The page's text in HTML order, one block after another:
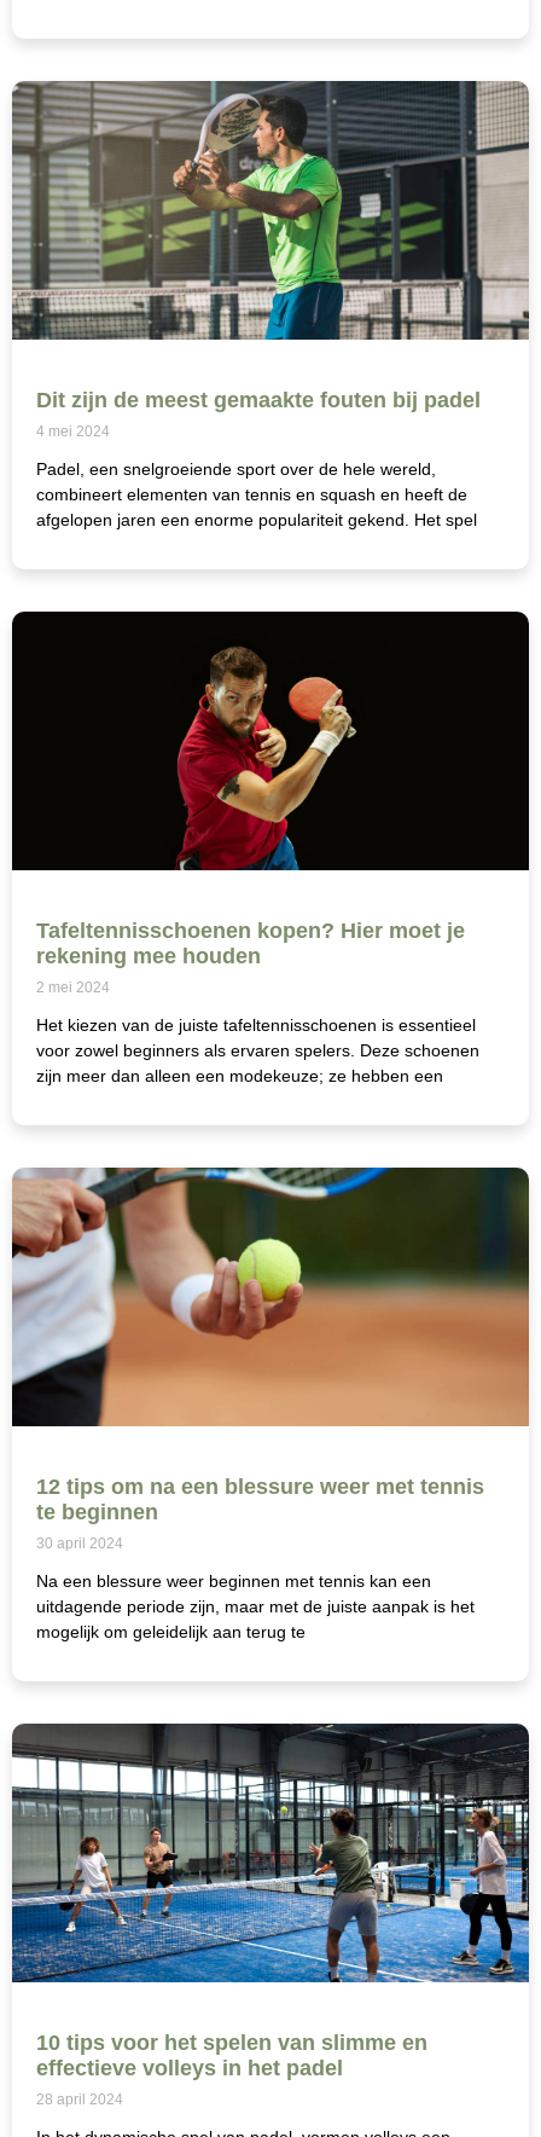
Dit zijn de meest gemaakte fouten bij padel
4 mei 2024
Padel, een snelgroeiende sport over de hele wereld,
combineert elementen van tennis en squash en heeft de
afgelopen jaren een enorme populariteit gekend. Het spel
Tafeltennisschoenen kopen? Hier moet je
rekening mee houden
2 mei 2024
Het kiezen van de juiste tafeltennisschoenen is essentieel
voor zowel beginners als ervaren spelers. Deze schoenen
zijn meer dan alleen een modekeuze; ze hebben een
12 tips om na een blessure weer met tennis
te beginnen
30 april 2024
Na een blessure weer beginnen met tennis kan een
uitdagende periode zijn, maar met de juiste aanpak is het
mogelijk om geleidelijk aan terug te
10 tips voor het spelen van slimme en
effectieve volleys in het padel
28 april 2024